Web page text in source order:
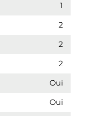
1
2
2
2
Oui
Oui